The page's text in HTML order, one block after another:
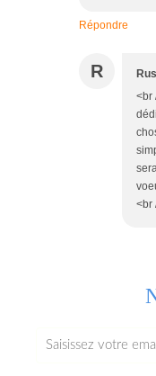
Répondre
R
<br
<br